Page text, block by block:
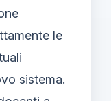
le
sistema.